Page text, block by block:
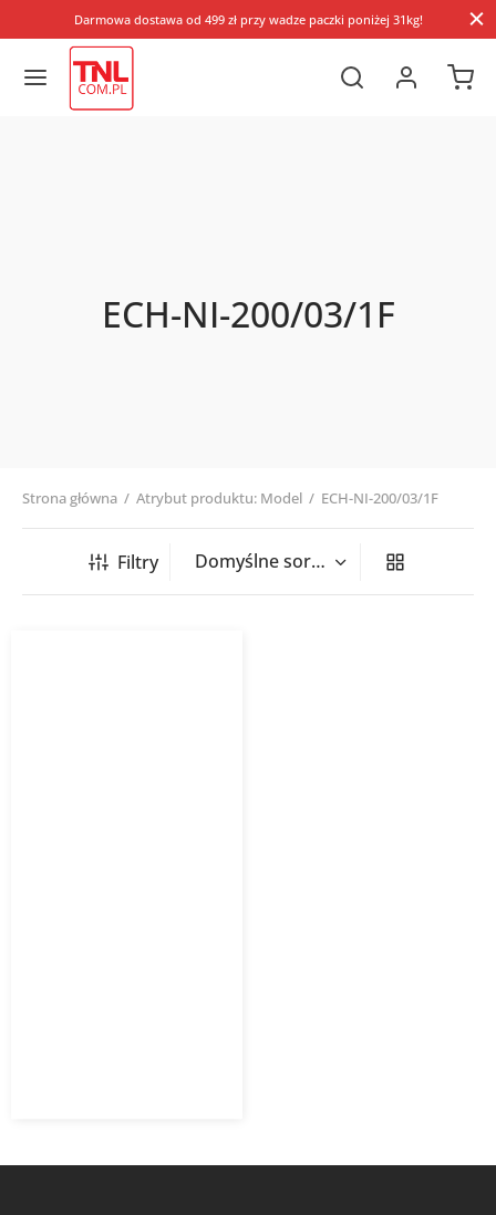
Darmowa dostawa od 499 zł przy wadze paczki poniżej 31kg!
ECH-NI-200/03/1F
Strona główna / Atrybut produktu: Model / ECH-NI-200/03/1F
Filtry